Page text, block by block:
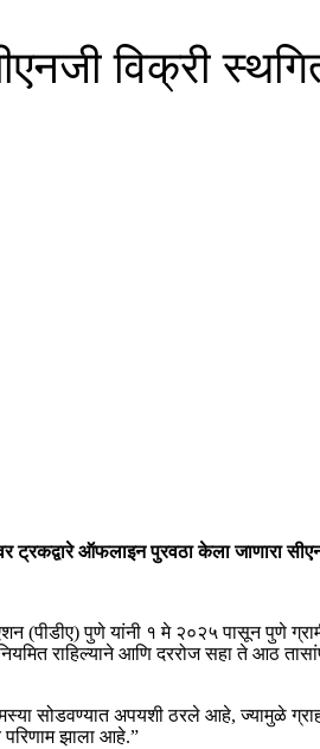
विक्री
ऑफलाइन पुरवठा केला जाणारा
(पीडीए) पुणे यांनी १ मे २०२५ पासून पुणे
राहिल्याने आणि दररोज सहा ते आठ
सोडवण्यात अपयशी ठरले आहे, ज्यामुळे
परिणाम झाला आहे.”